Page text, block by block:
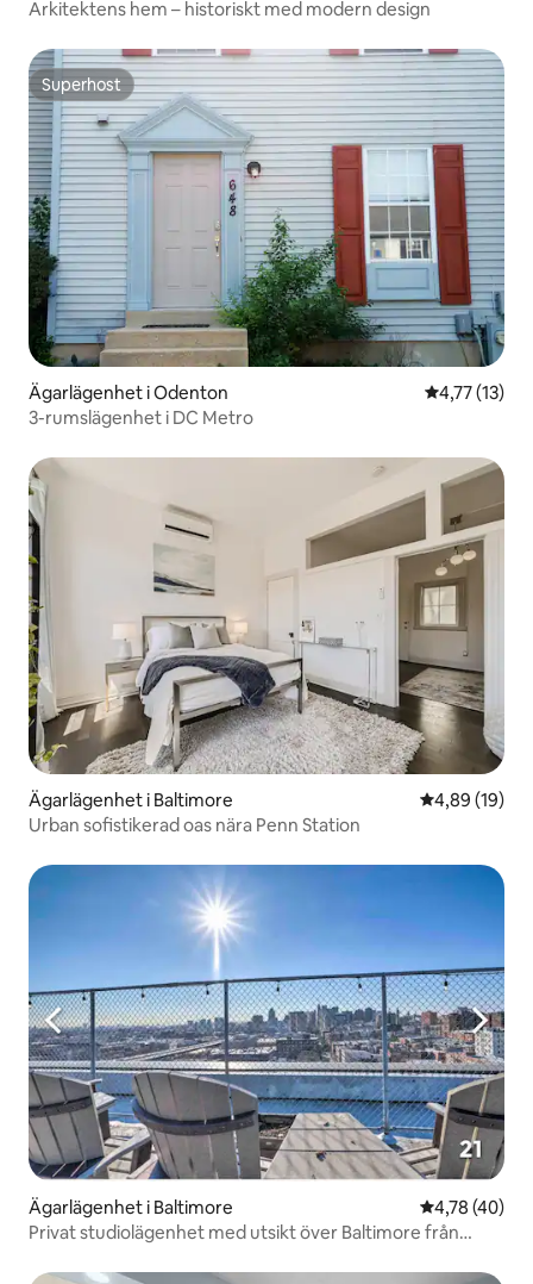
Arkitektens hem – historiskt med modern design
Superhost
Superhost
Ägarlägenhet i Odenton 4,77 av 5 i
4,77 (13)
3-rumslägenhet i DC Metro
Ägarlägenhet i Baltimore 4,89 av 5 i
4,89 (19)
Urban sofistikerad oas nära Penn Station
Ägarlägenhet i Baltimore 4,78 av 5 i
4,78 (40)
Privat studiolägenhet med utsikt över Baltimore från